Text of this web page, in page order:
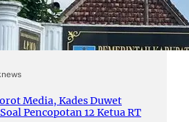
Media, Kades Duwet
Pencopotan 12 Ketua RT